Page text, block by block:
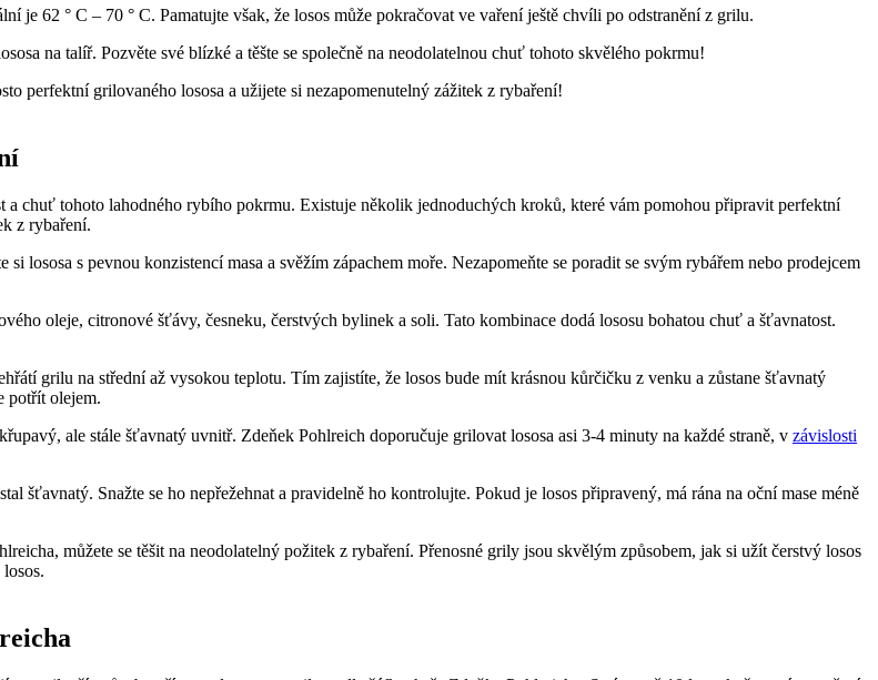
je 62 ° C – 70 ° C. Pamatujte však, že losos může pokračovat ve vaření ještě chvíli‌ po odstranění z grilu.
na talíř. Pozvěte své blízké a těšte se společně na neodolatelnou chuť tohoto skvělého pokrmu!
⁤perfektní grilovaného lososa a užijete si nezapomenutelný zážitek z rybaření!
chuť tohoto lahodného ⁢rybího pokrmu. Existuje několik jednoduchých kroků, které vám pomohou připravit perfektní
z rybaření.
lososa s pevnou konzistencí masa a svěžím zápachem moře. Nezapomeňte se poradit se svým rybářem nebo prodejcem
oleje, citronové šťávy, česneku, čerstvých bylinek​ a soli. Tato kombinace dodá lososu bohatou chuť a⁣ šťavnatost.
grilu na střední až vysokou teplotu. Tím zajistíte, že losos bude mít krásnou​ kůrčičku z⁣ venku a zůstane šťavnatý
potřít ⁣olejem.
ale stále šťavnatý uvnitř. Zdeňek Pohlreich doporučuje grilovat lososa asi 3-4 minuty na každé straně, v závislosti
šťavnatý. Snažte se ho nepřežehnat a pravidelně ho kontrolujte. Pokud⁤ je ‌losos připravený, má rána na oční mase méně‍
můžete se těšit na neodolatelný požitek z rybaření. Přenosné grily jsou skvělým způsobem, jak si užít čerstvý losos